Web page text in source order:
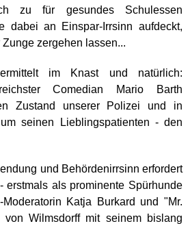
zu für gesundes Schulessen
dabei an Einspar-Irrsinn aufdeckt,
zergehen lassen...
im Knast und natürlich:
Comedian Mario Barth
Zustand unserer Polizei und in
seinen Lieblingspatienten - den
und Behördenirrsinn erfordert
erstmals als prominente Spürhunde
Katja Burkard und "Mr.
von Wilmsdorff mit seinem bislang